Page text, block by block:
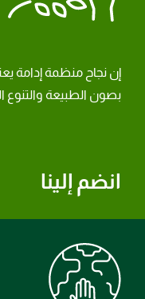
انضم إلينا
إن نجاح منظمة إدامة
بصون الطبيعة والتنوع